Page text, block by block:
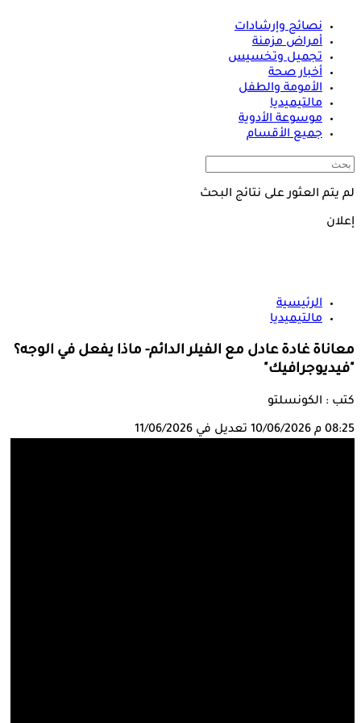
نصائح وإرشادات
أمراض مزمنة
تجميل وتخسيس
أخبار صحة
الأمومة والطفل
مالتيميديا
موسوعة الأدوية
جميع الأقسام
لم يتم العثور على نتائج البحث
إعلان
الرئيسية
مالتيميديا
معاناة غادة عادل مع الفيلر الدائم- ماذا يفعل في الوجه؟
"فيديوجرافيك"
كتب : الكونسلتو
08:25 م 10/06/2026 تعديل في 11/06/2026